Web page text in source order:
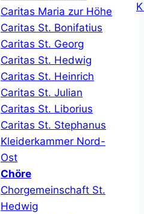
Caritas Maria zur Höhe
Caritas St. Bonifatius
Caritas St. Georg
Caritas St. Hedwig
Caritas St. Heinrich
Caritas St. Julian
Caritas St. Liborius
Caritas St. Stephanus
Kleiderkammer Nord-
Ost
Chöre
Chorgemeinschaft St.
Hedwig